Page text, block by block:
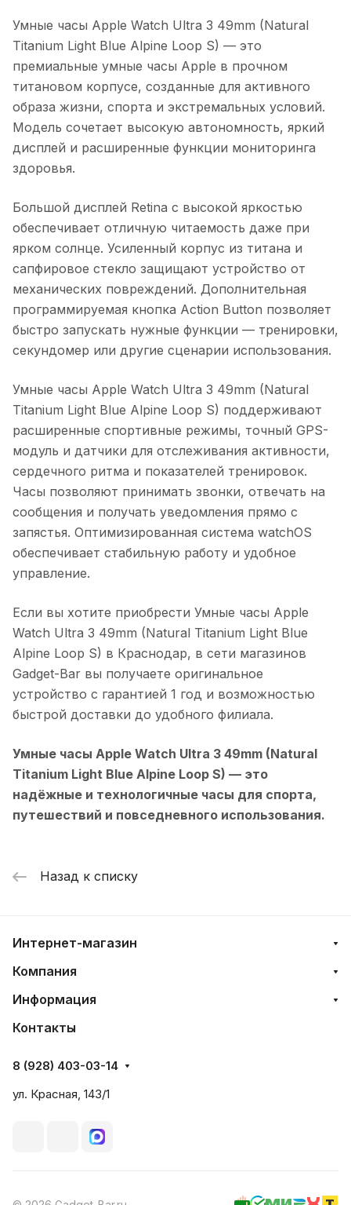
Умные часы Apple Watch Ultra 3 49mm (Natural
Titanium Light Blue Alpine Loop S) — это
премиальные умные часы Apple в прочном
титановом корпусе, созданные для активного
образа жизни, спорта и экстремальных условий.
Модель сочетает высокую автономность, яркий
дисплей и расширенные функции мониторинга
здоровья.
Большой дисплей Retina с высокой яркостью
обеспечивает отличную читаемость даже при
ярком солнце. Усиленный корпус из титана и
сапфировое стекло защищают устройство от
механических повреждений. Дополнительная
программируемая кнопка Action Button позволяет
быстро запускать нужные функции — тренировки,
секундомер или другие сценарии использования.
Умные часы Apple Watch Ultra 3 49mm (Natural
Titanium Light Blue Alpine Loop S) поддерживают
расширенные спортивные режимы, точный GPS-
модуль и датчики для отслеживания активности,
сердечного ритма и показателей тренировок.
Часы позволяют принимать звонки, отвечать на
сообщения и получать уведомления прямо с
запястья. Оптимизированная система watchOS
обеспечивает стабильную работу и удобное
управление.
Если вы хотите приобрести Умные часы Apple
Watch Ultra 3 49mm (Natural Titanium Light Blue
Alpine Loop S) в Краснодар, в сети магазинов
Gadget-Bar вы получаете оригинальное
устройство с гарантией 1 год и возможностью
быстрой доставки до удобного филиала.
Умные часы Apple Watch Ultra 3 49mm (Natural
Titanium Light Blue Alpine Loop S) — это
надёжные и технологичные часы для спорта,
путешествий и повседневного использования.
Назад к списку
Интернет-магазин
Компания
Информация
Контакты
8 (928) 403-03-14
ул. Красная, 143/1